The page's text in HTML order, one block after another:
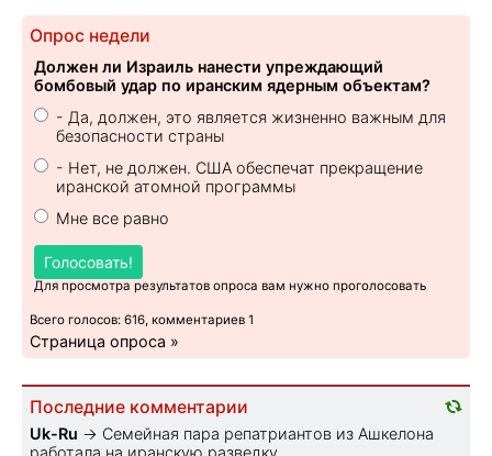
Опрос недели
Должен ли Израиль нанести упреждающий
бомбовый удар по иранским ядерным объектам?
- Да, должен, это является жизненно важным для
безопасности страны
- Нет, не должен. США обеспечат прекращение
иранской атомной программы
Мне все равно
Голосовать!
Для просмотра результатов опроса вам нужно проголосовать
Всего голосов: 616, комментариев 1
Страница опроса »
Последние комментарии
Uk-Ru → Семейная пара репатриантов из Ашкелона
работала на иранскую разведку